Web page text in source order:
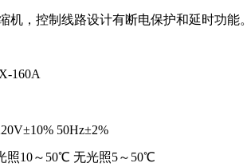
，控制线路设计有断电保护和延时功能。
160A
50Hz±2%
10～50℃ 无光照5～50℃